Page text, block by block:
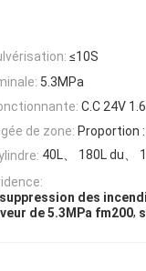
≤10S
5.3MPa
C.C 24V
de zone: Proportion
40L、 180L du、
des
de 5.3MPa fm200,